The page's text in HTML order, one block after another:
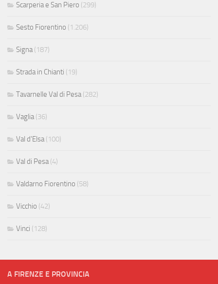
Scarperia e San Piero (299)
Sesto Fiorentino (1.206)
Signa(187)
Strada in Chianti (19)
Tavarnelle Val di Pesa(282)
Vaglia(36)
Val d'Elsa(100)
Val di Pesa(4)
Valdarno Fiorentino (58)
Vicchio (42)
Vinci (128)
A FIRENZE E PROVINCIA